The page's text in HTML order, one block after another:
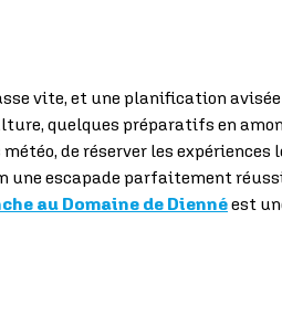
vite, et une planification
quelques préparatifs en
de réserver les expériences
une escapade parfaitement
au Domaine de Diennéest